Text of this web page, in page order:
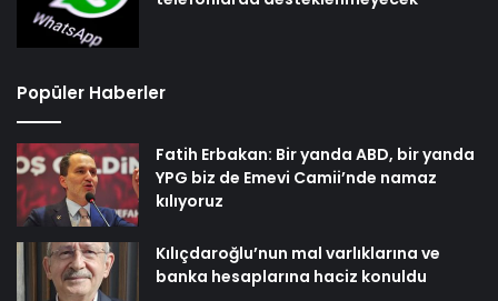
Popüler Haberler
Fatih Erbakan: Bir yanda ABD, bir yanda
YPG biz de Emevi Camii’nde namaz
kılıyoruz
Kılıçdaroğlu’nun mal varlıklarına ve
banka hesaplarına haciz konuldu